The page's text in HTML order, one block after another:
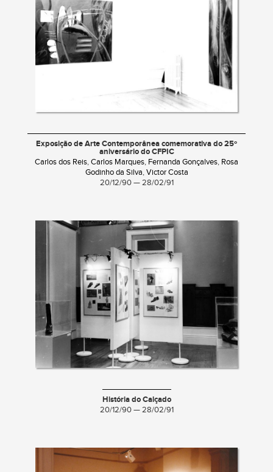
Exposição de Arte Contemporânea comemorativa do 25º
aniversário do CFPIC
Carlos dos Reis, Carlos Marques, Fernanda Gonçalves, Rosa
Godinho da Silva, Victor Costa
20/12/90 — 28/02/91
História do Calçado
20/12/90 — 28/02/91